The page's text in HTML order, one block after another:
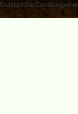
Dulciuri De CasaLegume